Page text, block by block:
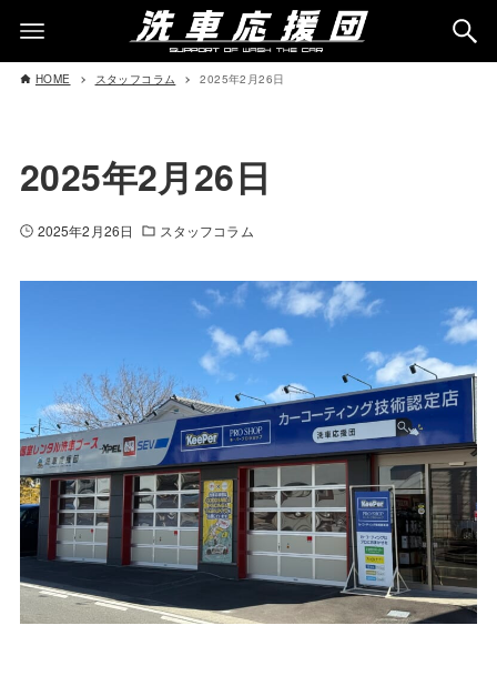
HOME スタッフコラム 2025年2月26日
2025年2月26日
2025年2月26日 スタッフコラム